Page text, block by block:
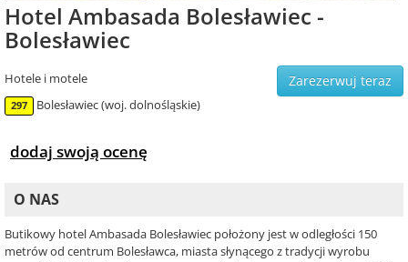
Hotel Ambasada Bolesławiec -
Bolesławiec
Zarezerwuj teraz
Hotele i motele
297 Bolesławiec (woj. dolnośląskie)
dodaj swoją ocenę
O NAS
Butikowy hotel Ambasada Bolesławiec położony jest w odległości 150
metrów od centrum Bolesławca, miasta słynącego z tradycji wyrobu